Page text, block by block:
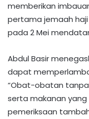
memberikan
pertama jemaah haji
pada 2 Mei
Abdul Basir
dapat
“Obat-obatan tanpa
serta makanan
pemeriksaan